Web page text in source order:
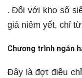
. Đối với kho số
giá niêm yết, chỉ
Chương trình ngắn
Đây là đợt điều